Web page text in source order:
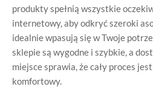
produkty spełnią wszystkie
internetowy, aby odkryć szeroki
idealnie wpasują się w Twoje
sklepie są wygodne i szybkie, a
miejsce sprawia, że cały proces
komfortowy.